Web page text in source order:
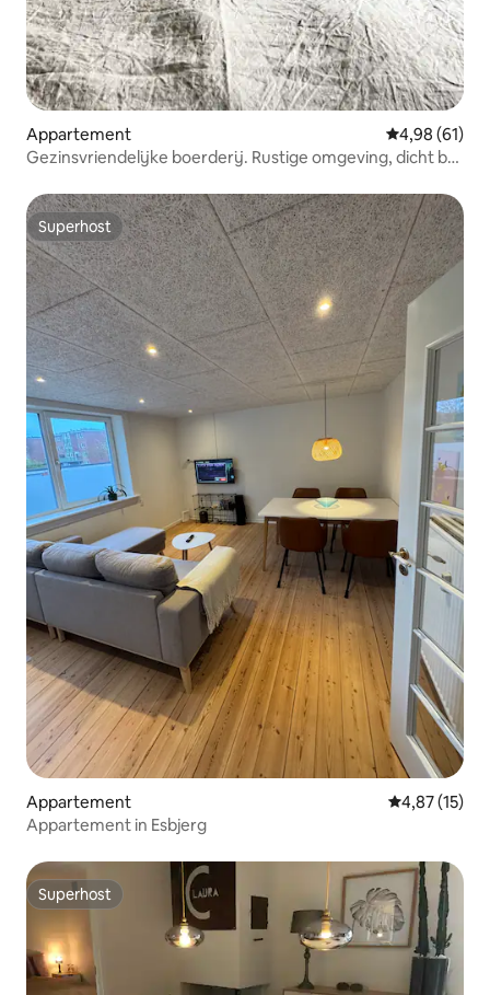
Appartement Gemiddelde
4,98 (61)
Gezinsvriendelijke boerderij. Rustige omgeving, dicht bij
Superhost
Superhost
Appartement Gemiddelde
4,87 (15)
Appartement in Esbjerg
Superhost
Superhost